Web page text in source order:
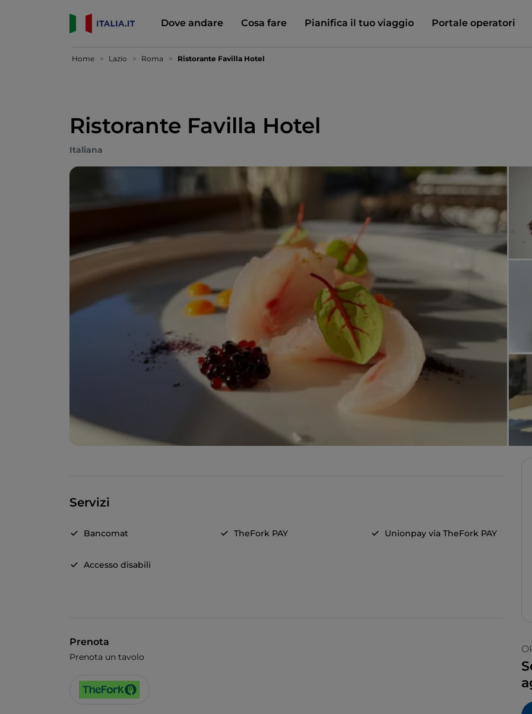
Dove andare Cosa fare Pianifica il tuo viaggio Portale operatori
Home Lazio Roma Ristorante Favilla Hotel
Ristorante Favilla Hotel
Italiana
Servizi
Bancomat TheFork PAY Unionpay via TheFork PAY
Accesso disabili
Prenota
Prenota un tavolo